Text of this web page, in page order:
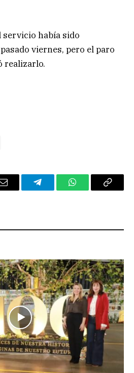
servicio había sido
viernes, pero el paro
realizarlo.
Email TelegramWhatsAppCopy